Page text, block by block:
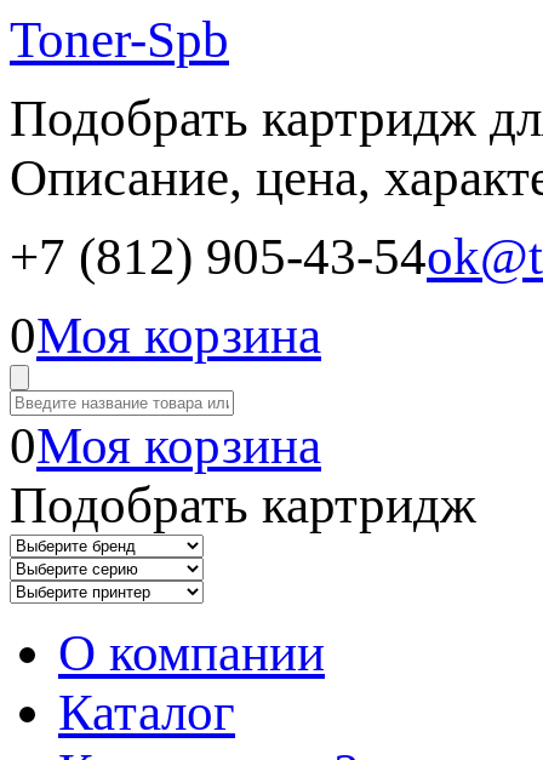
Toner-Spb
Подобрать картридж
Описание, цена,
+7 (812) 905-43-54
0Моя корзина
0Моя корзина
Подобрать картридж
О компании
Каталог